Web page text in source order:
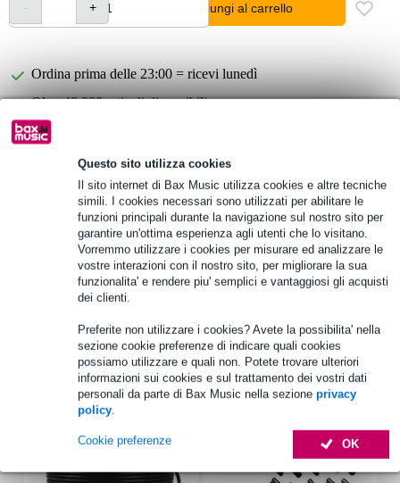
Questo sito utilizza cookies
Il sito internet di Bax Music utilizza cookies e altre tecniche
simili. I cookies necessari sono utilizzati per abilitare le
funzioni principali durante la navigazione sul nostro sito per
garantire un'ottima esperienza agli utenti che lo visitano.
Vorremmo utilizzare i cookies per misurare ed analizzare le
vostre interazioni con il nostro sito, per migliorare la sua
funzionalita' e rendere piu' semplici e vantaggiosi gli acquisti
dei clienti.
Preferite non utilizzare i cookies? Avete la possibilita' nella
sezione cookie preferenze di indicare quali cookies
possiamo utilizzare e quali non. Potete trovare ulteriori
informazioni sui cookies e sul trattamento dei vostri dati
personali da parte di Bax Music nella sezione privacy
policy.
OK
Cookie preferenze
Aggiungi al carrello
Ordina prima delle 23:00 = ricevi lunedì
Oltre 48.000 articoli disponibili
1.250 marchi leader
Informazioni sul prodotto
nome prodotto: Visaton W 200 - 4 Ohm
tipo: woofer (20 cm / 8")
applicazione: semplici altoparlanti a 2 vie, sistemi a ripiano
posteriore per auto (hat shelf)
Accessori (7)